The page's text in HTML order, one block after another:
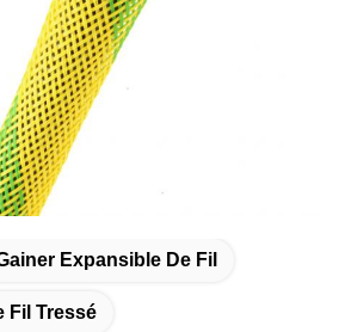
Expansible De Fil
Fil Tressé